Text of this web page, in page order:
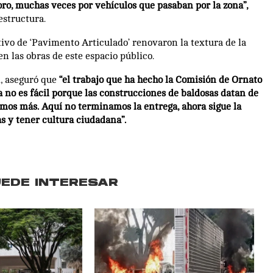
muchas veces por vehículos que pasaban por la zona”,
de ‘Pavimento Articulado’ renovaron la textura de la
las obras de este espacio público.
aseguró que “el trabajo que ha hecho la Comisión de Ornato
es fácil porque las construcciones de baldosas datan de
más. Aquí no terminamos la entrega, ahora sigue la
y tener cultura ciudadana”.
INTERESAR